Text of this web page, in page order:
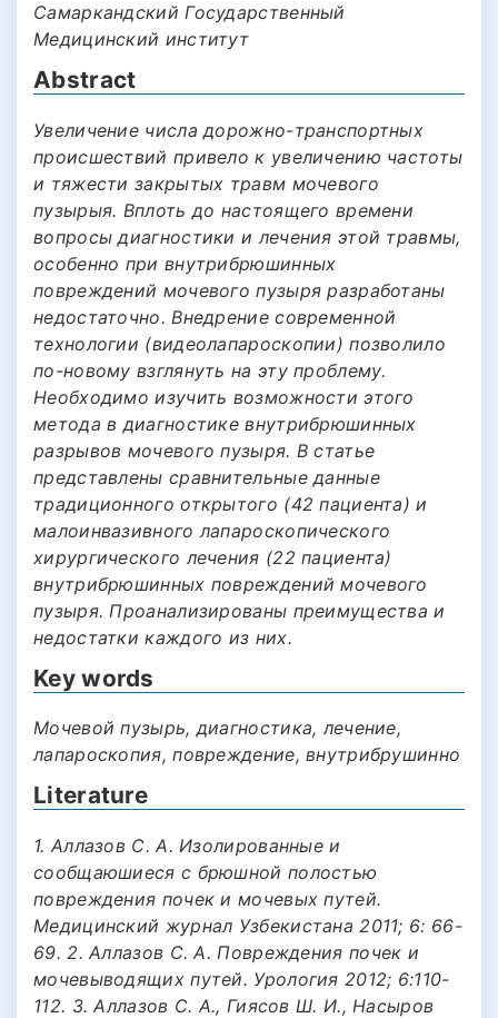
Самаркандский Государственный
Медицинский институт
Abstract
Увеличение числа дорожно-транспортных
происшествий привело к увеличению частоты
и тяжести закрытых травм мочевого
пузырыя. Вплоть до настоящего времени
вопросы диагностики и лечения этой травмы,
особенно при внутрибрюшинных
повреждений мочевого пузыря разработаны
недостаточно. Внедрение современной
технологии (видеолапароскопии) позволило
по-новому взглянуть на эту проблему.
Необходимо изучить возможности этого
метода в диагностике внутрибрюшинных
разрывов мочевого пузыря. В статье
представлены сравнительные данные
традиционного открытого (42 пациента) и
малоинвазивного лапароскопического
хирургического лечения (22 пациента)
внутрибрюшинных повреждений мочевого
пузыря. Проанализированы преимущества и
недостатки каждого из них.
Key words
Мочевой пузырь, диагностика, лечение,
лапароскопия, повреждение, внутрибрушинно
Literature
1. Аллазов С. А. Изолированные и
сообщаюшиеся с брюшной полостью
повреждения почек и мочевых путей.
Медицинский журнал Узбекистана 2011; 6: 66-
69. 2. Аллазов С. А. Повреждения почек и
мочевыводящих путей. Урология 2012; 6:110-
112. 3. Аллазов С. А., Гиясов Ш. И., Насыров